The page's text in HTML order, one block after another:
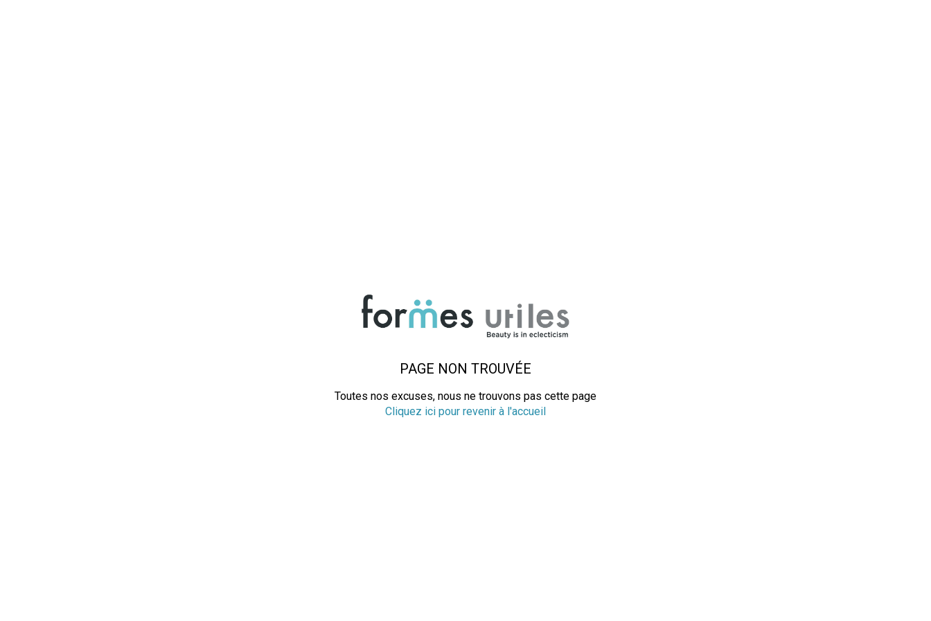
PAGE NON TROUVÉE
Toutes nos excuses, nous ne trouvons pas cette page
Cliquez ici pour revenir à l'accueil